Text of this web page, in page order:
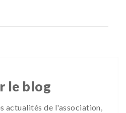
le blog
actualités de l'association,